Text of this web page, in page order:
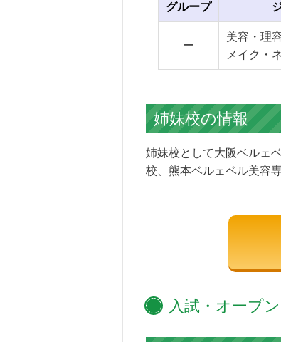
グループ
ー
美容・理
メイク・
姉妹校の情報
姉妹校として大阪ベルェ
校、熊本ベルェベル美容
入試・オープ